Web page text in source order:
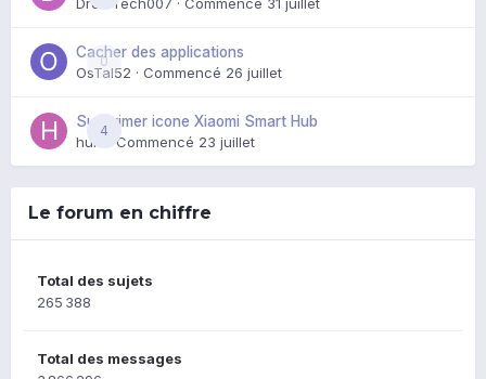
0
Cacher des applications
OsTal52 · Commencé 26 juillet
4
Supprimer icone Xiaomi Smart Hub
huik · Commencé 23 juillet
Le forum en chiffre
Total des sujets
265 388
Total des messages